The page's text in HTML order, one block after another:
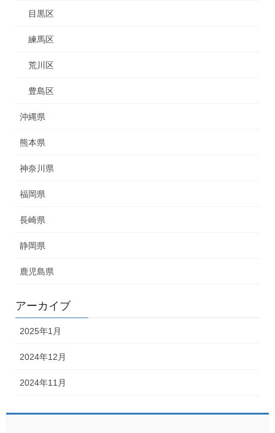
目黒区
練馬区
荒川区
豊島区
沖縄県
熊本県
神奈川県
福岡県
長崎県
静岡県
鹿児島県
アーカイブ
2025年1月
2024年12月
2024年11月